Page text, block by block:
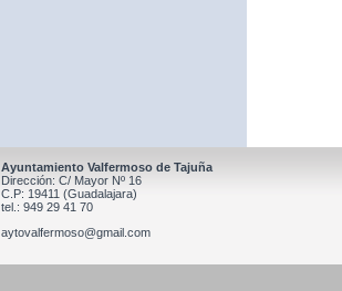
Ayuntamiento Valfermoso de Tajuña
Dirección: C/ Mayor Nº 16
C.P: 19411 (Guadalajara)
tel.: 949 29 41 70
aytovalfermoso@gmail.com